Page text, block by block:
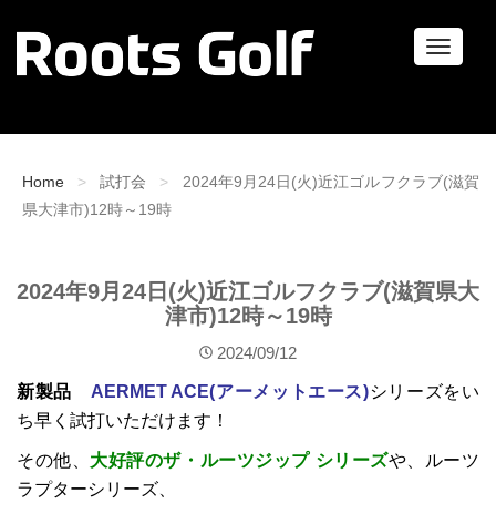
ナ
ョ
Home 試打会
2024年9月24日(火)近江ゴルフクラブ(滋賀
県大津市)12時～19時
2024年9月24日(火)近江ゴルフクラブ(滋賀県大
津市)12時～19時
2024/09/12
新製品 AERMET ACE(アーメットエース)シリーズをい
ち早く試打いただけます！
その他、 大好評のザ・ルーツジップ シリーズや、ルーツ
ラプターシリーズ、